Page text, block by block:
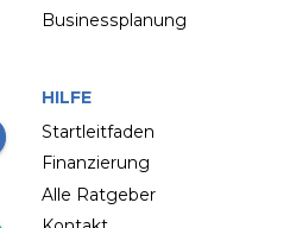
Businessplanung
HILFE
Startleitfaden
Finanzierung
Alle Ratgeber